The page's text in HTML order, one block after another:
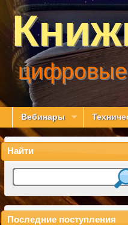
цифровые
Вебинары
Найти
Последние поступления